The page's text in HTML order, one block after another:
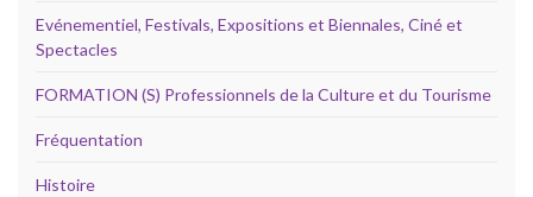
Evénementiel, Festivals, Expositions et Biennales, Ciné et
Spectacles
FORMATION (S) Professionnels de la Culture et du Tourisme
Fréquentation
Histoire